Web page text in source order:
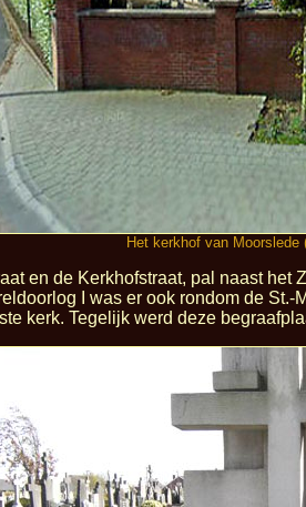
Het kerkhof van
en de Kerkhofstraat, pal naast
I was er ook rondom de
kerk. Tegelijk werd deze